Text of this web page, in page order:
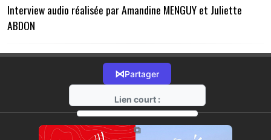
Interview audio réalisée par Amandine MENGUY et Juliette
ABDON
⋈Partager
Lien court :
https://radio-g.fr?10563
⧉